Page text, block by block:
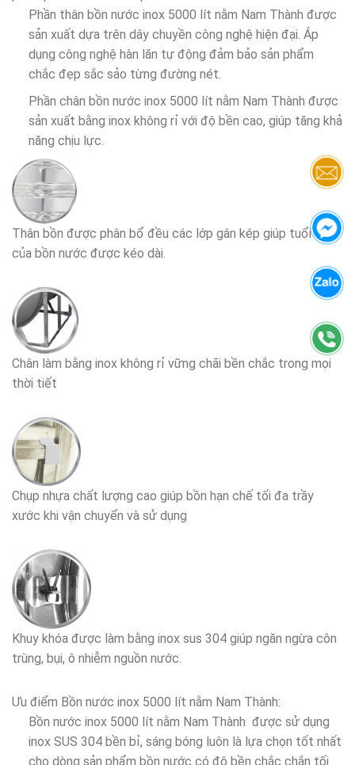
Phần thân bồn nước inox 5000 lít nằm Nam Thành được
sản xuất dựa trên dây chuyền công nghệ hiện đại. Áp
dụng công nghệ hàn lăn tự động đảm bảo sản phẩm
chắc đẹp sắc sảo từng đường nét.
Phần chân bồn nước inox 5000 lít nằm Nam Thành được
sản xuất bằng inox không rỉ với độ bền cao, giúp tăng khả
năng chịu lực.
Thân bồn được phân bổ đều các lớp gân kép giúp tuổi thọ
của bồn nước được kéo dài.
Chân làm bằng inox không rỉ vững chãi bền chắc trong mọi
thời tiết
Chụp nhựa chất lượng cao giúp bồn hạn chế tối đa trầy
xước khi vận chuyển và sử dụng
Khuy khóa được làm bằng inox sus 304 giúp ngăn ngừa côn
trùng, bụi, ô nhiễm nguồn nước.
Ưu điểm Bồn nước inox 5000 lít nằm Nam Thành:
Bồn nước inox 5000 lít nằm Nam Thành được sử dụng
inox SUS 304 bền bỉ, sáng bóng luôn là lựa chọn tốt nhất
cho dòng sản phẩm bồn nước có độ bền chắc chắn tối